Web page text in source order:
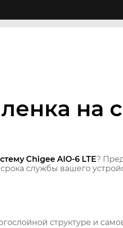
на
Chigee AIO-6 LTE?
службы вашего
структуре и